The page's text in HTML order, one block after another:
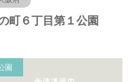
町６丁目第１公園
園